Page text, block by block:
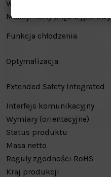
Wyjście AC
Maksymalny prąd wyjściowy
Funkcja chłodzenia
Optymalizacja
Extended Safety Integrated
Interfejs komunikacyjny
Wymiary (orientacyjne)
Status produktu
Masa netto
Reguły zgodności RoHS
Kraj produkcji